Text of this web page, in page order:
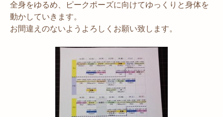
全身をゆるめ、ピークポーズに向けてゆっくりと身体を
動かしていきます。
お間違えのないようよろしくお願い致します。